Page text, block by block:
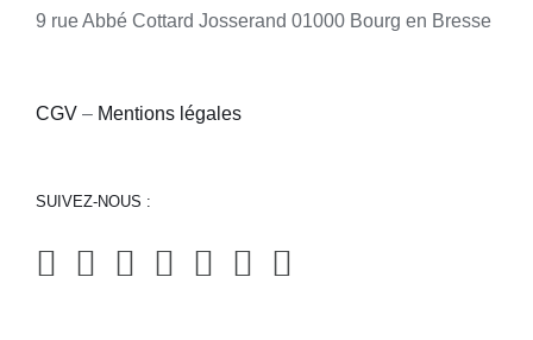
9 rue Abbé Cottard Josserand 01000 Bourg en Bresse
CGV – Mentions légales
SUIVEZ-NOUS :